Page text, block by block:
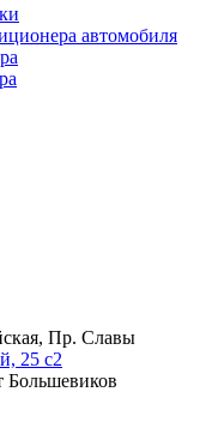
автомобиля
Пр. Славы
25 с2
Большевиков